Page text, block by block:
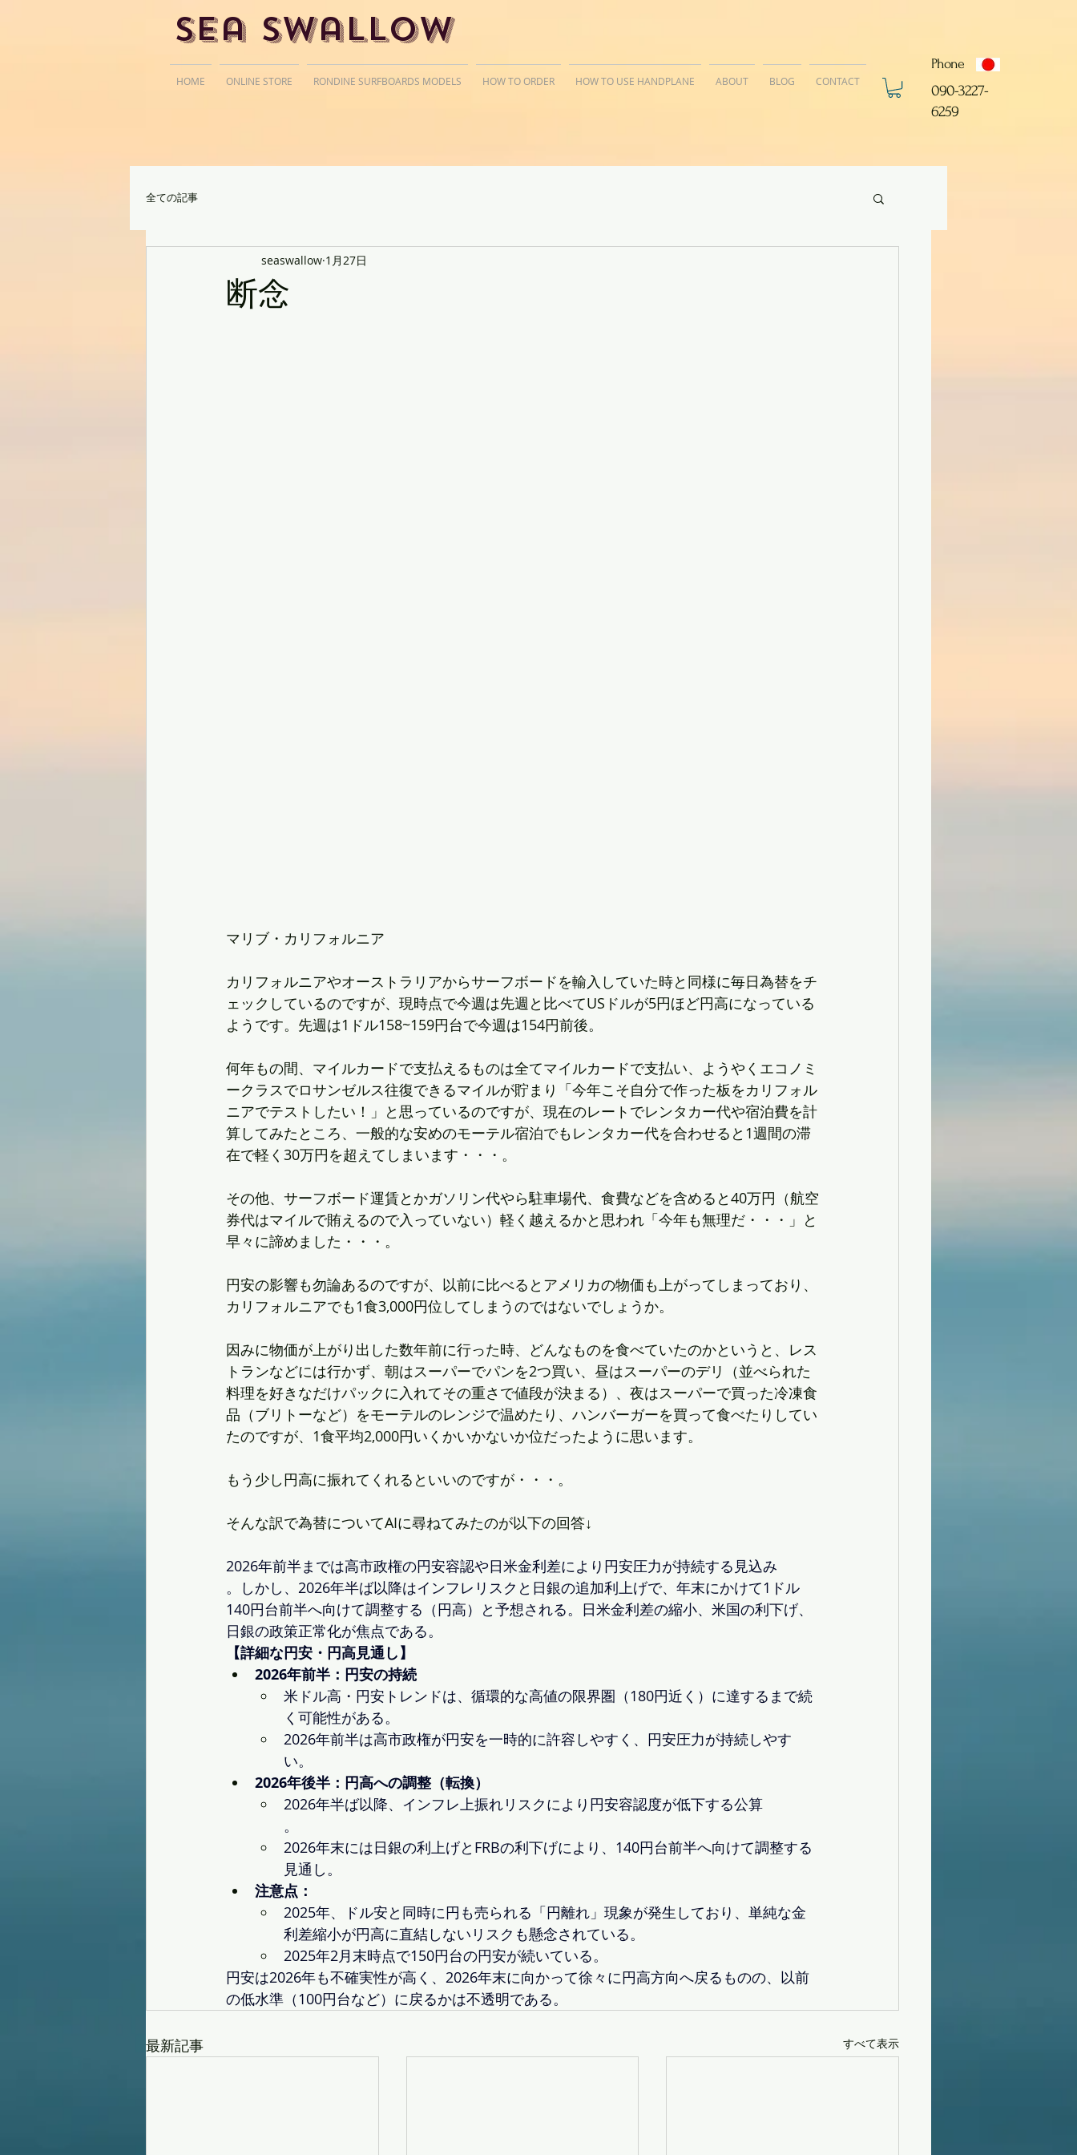
Sea Swallow
​090-3227-
6259
Phone
全ての記事
断念
seaswallow 1月27日
マリブ・カリフォルニア
カリフォルニアやオーストラリアからサーフボードを輸入していた時と同様に毎日為替をチ
ェックしているのですが、現時点で今週は先週と比べてUSドルが5円ほど円高になっている
ようです。先週は1ドル158~159円台で今週は154円前後。
何年もの間、マイルカードで支払えるものは全てマイルカードで支払い、ようやくエコノミ
ークラスでロサンゼルス往復できるマイルが貯まり「今年こそ自分で作った板をカリフォル
ニアでテストしたい！」と思っているのですが、現在のレートでレンタカー代や宿泊費を計
算してみたところ、一般的な安めのモーテル宿泊でもレンタカー代を合わせると1週間の滞
在で軽く30万円を超えてしまいます・・・。
その他、サーフボード運賃とかガソリン代やら駐車場代、食費などを含めると40万円（航空
券代はマイルで賄えるので入っていない）軽く越えるかと思われ「今年も無理だ・・・」と
早々に諦めました・・・。
円安の影響も勿論あるのですが、以前に比べるとアメリカの物価も上がってしまっており、
カリフォルニアでも1食3,000円位してしまうのではないでしょうか。
因みに物価が上がり出した数年前に行った時、どんなものを食べていたのかというと、レス
トランなどには行かず、朝はスーパーでパンを2つ買い、昼はスーパーのデリ（並べられた
料理を好きなだけパックに入れてその重さで値段が決まる）、夜はスーパーで買った冷凍食
品（ブリトーなど）をモーテルのレンジで温めたり、ハンバーガーを買って食べたりしてい
たのですが、1食平均2,000円いくかいかないか位だったように思います。
もう少し円高に振れてくれるといいのですが・・・。
そんな訳で為替についてAIに尋ねてみたのが以下の回答↓
2026年前半までは高市政権の円安容認や日米金利差により円安圧力が持続する見込み
。しかし、2026年半ば以降はインフレリスクと日銀の追加利上げで、年末にかけて1ドル
140円台前半へ向けて調整する（円高）と予想される。日米金利差の縮小、米国の利下げ、
日銀の政策正常化が焦点である。
【詳細な円安・円高見通し】
2026年前半：円安の持続
米ドル高・円安トレンドは、循環的な高値の限界圏（180円近く）に達するまで続
く可能性がある。
2026年前半は高市政権が円安を一時的に許容しやすく、円安圧力が持続しやす
い。
2026年後半：円高への調整（転換）
2026年半ば以降、インフレ上振れリスクにより円安容認度が低下する公算
。
2026年末には日銀の利上げとFRBの利下げにより、140円台前半へ向けて調整する
見通し。
注意点：
2025年、ドル安と同時に円も売られる「円離れ」現象が発生しており、単純な金
利差縮小が円高に直結しないリスクも懸念されている。
2025年2月末時点で150円台の円安が続いている。
円安は2026年も不確実性が高く、2026年末に向かって徐々に円高方向へ戻るものの、以前
の低水準（100円台など）に戻るかは不透明である。
最新記事 すべて表示
HOME ONLINE STORE RONDINE SURFBOARDS MODELS HOW TO ORDER HOW TO USE HANDPLANE ABOUT BLOG CONTACT